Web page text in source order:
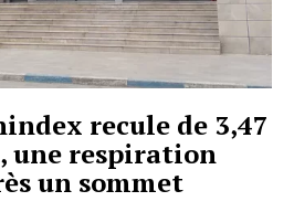
recule de 3,47
une respiration
un sommet